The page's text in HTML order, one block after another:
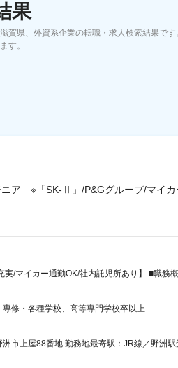
コラム・インタビュー
果
賀県、外資系企業の転職・求人検索結果で
す。
ニア ※「SK-Ⅱ」/P&Gグループ/マイカ
実/マイカー通勤OK/社内託児所あり】 ■職務
修・各種学校、高等専門学校卒以上
市上屋88番地 勤務地最寄駅：JR線／野洲駅